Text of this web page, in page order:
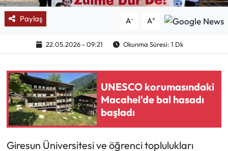
Paylaş A- A+
22.05.2026 - 09:21 Okunma Süresi: 1 Dk
UNESCO korumasındaki
Macahel'de bal hasadı
başladı
Giresun Üniversitesi ve öğrenci toplulukları
Karikatür Galeri
BIK
ASTROLOJİ
Spor Yazıları
Mektup Galeri
Ekonomi